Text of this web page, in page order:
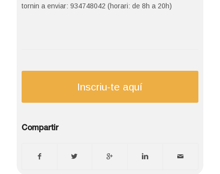
tornin a enviar: 934748042 (horari: de 8h a 20h)
Inscriu-te aquí
Compartir